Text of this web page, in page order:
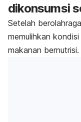
dikonsumsi
Setelah
memulihkan
makanan bernutrisi.